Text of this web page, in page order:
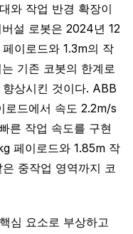
와 작업 반경 확장이
설 로봇은 2024년 12
이로드와 1.3m의 작
기존 코봇의 한계로
상시킨 것이다. ABB
로드에서 속도 2.2m/s
른 작업 속도를 구현
페이로드와 1.85m 작
중작업 영역까지 코
심 요소로 부상하고